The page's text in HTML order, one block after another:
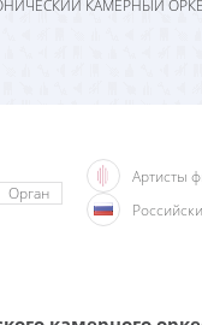
КАМЕРНЫЙ
Орган
Артисты